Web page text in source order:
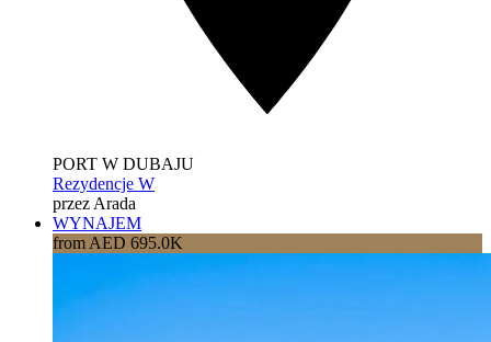
PORT W DUBAJU
Rezydencje W
przez Arada
WYNAJEM
from AED 695.0K